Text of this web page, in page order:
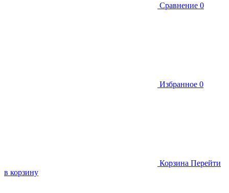
Сравнение 0
Избранное 0
Корзина Перейти
в корзину